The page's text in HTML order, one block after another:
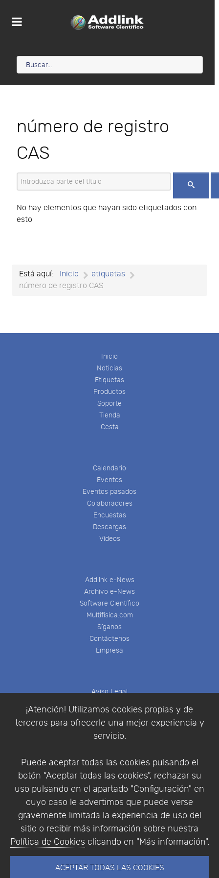
¡Atención! Utilizamos cookies propias y de
terceros para ofrecerle una mejor experiencia y
servicio.
Puede aceptar todas las cookies pulsando el
botón “Aceptar todas las cookies”, rechazar su
uso pulsando en el apartado "Configuración" en
cuyo caso le advertimos que puede verse
gravemente limitada la experiencia de uso del
sitio o recibir más información sobre nuestra
Política de Cookies clicando en "Más información".
ACEPTAR TODAS LAS COOKIES
número de registro
CAS
Introduzca parte del título
No hay elementos que hayan sido etiquetados con
esto
Está aquí: Inicio
etiquetas
número de registro CAS
Inicio
Noticias
Etiquetas
Productos
Soporte
Tienda
Cesta
Calendario
Eventos
Eventos pasados
Colaboradores
Encuestas
Descargas
Videos
Addlink e-News
Archivo e-News
Software Científico
Multifisica.com
Síganos
Contáctenos
Empresa
Aviso Legal
Política de Privacidad
Condiciones de compra
Identificarse
Empresa|Aviso Legal| Política de Privacidad |
Política de Cookies
© Copyright 1994 - 2026. Addlink Software
Científico, S.L.
Portugal.